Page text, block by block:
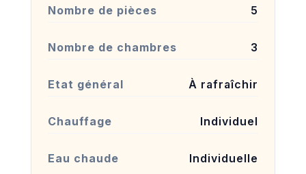
Nombre de pièces 5
Nombre de chambres 3
Etat général À rafraîchir
Chauffage Individuel
Eau chaude Individuelle